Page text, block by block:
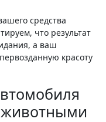
средства
что результат
а ваш
красоту